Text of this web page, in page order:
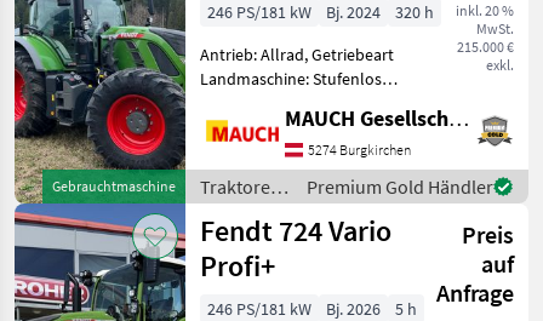
Gebrauchtmaschine
inkl. 20 %
MwSt.
215.000 €
exkl.
246 PS/181 kW Bj. 2024
320 h
Antrieb: Allrad, Getriebeart
Landmaschine: Stufenloses
Zapfwellendrehzahl:
540/540E/1000/1000E,
Höchstgeschwindigkeit in
km/h: 50 km/h, Aufla
MAUCH Gesellschaft m.b.H. & Co.KG
5274 Burgkirchen
Traktoren
/ Fendt
Premium Gold Händler
Fendt 724 Vario
Profi+
Preis
auf
Anfrage
246 PS/181 kW Bj. 2026
5 h